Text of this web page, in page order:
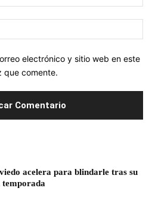
electrónico y sitio web en este
que comente.
acelera para blindarle tras su
temporada